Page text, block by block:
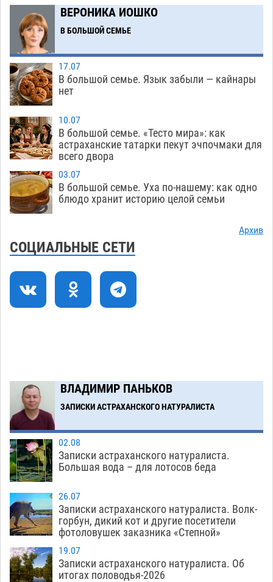
Астрахани продолжают не верить, что их
торговые точки снесут
15:22
Ящерицу из астраханской пустыни поместили
на новой серебряной монете Банка России
06.08 337
14:35
Буддийские святыни из Астрахани выставили
в музее Пушкина в Москве
13:50
Мэрия Астрахани переводит городские
зеленые зоны на автоматический полив
13:13
Скончался второй ребенок после пожара в
Астрахани
Астраханские гандболисты с крупной победы
стартовали на Всероссийской Спартакиаде
12:16
В астраханском селе невестка изрешетила
машину свекрови
ВЕРОНИКА ИОШКО
В БОЛЬШОЙ СЕМЬЕ
17.07
В большой семье. Язык забыли — кайнары
нет
10.07
В большой семье. «Тесто мира»: как
астраханские татарки пекут эчпочмаки для
всего двора
03.07
В большой семье. Уха по-нашему: как одно
блюдо хранит историю целой семьи
Архив
СОЦИАЛЬНЫЕ СЕТИ
ВЛАДИМИР ПАНЬКОВ
ЗАПИСКИ АСТРАХАНСКОГО НАТУРАЛИСТА
02.08
Записки астраханского натуралиста.
Большая вода – для лотосов беда
26.07
Записки астраханского натуралиста. Волк-
горбун, дикий кот и другие посетители
фотоловушек заказника «Степной»
19.07
Записки астраханского натуралиста. Об
итогах половодья-2026